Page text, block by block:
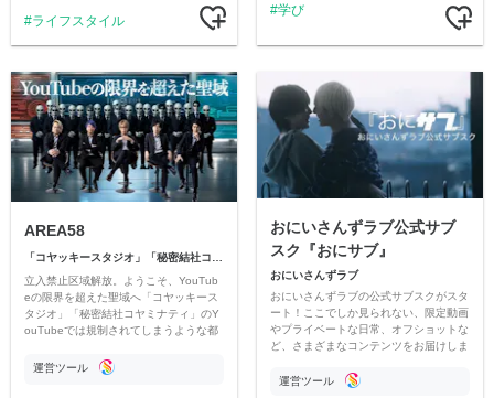
ライフスタイル
学び
AREA58
立入禁止区域解放。ようこそ、YouTub
eの限界を超えた聖域へ「コヤッキース
タジオ」「秘密結社コヤミナティ」のY
ouTubeでは規制されてしまうような都
公開。
運営ツール
おにいさんずラブ公式サブ
スク『おにサブ』
おにいさんずラブ
おにいさんずラブの公式サブスクがスタ
ート！ここでしか見られない、限定動画
やプライベートな日常、オフショットな
ど、さまざまなコンテンツをお届けしま
運営ツール